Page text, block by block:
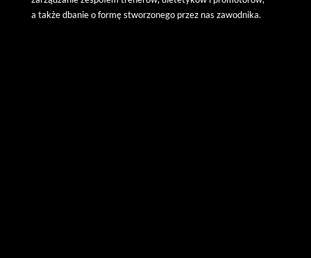
a także dbanie o formę stworzonego przez nas zawodnika.